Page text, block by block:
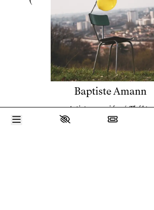
Baptiste Amann
Artiste associé·e / Théâtre